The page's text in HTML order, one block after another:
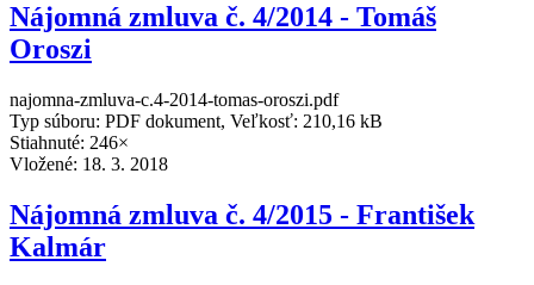
Nájomná zmluva č. 4/2014 - Tomáš
Oroszi
najomna-zmluva-c.4-2014-tomas-oroszi.pdf
Typ súboru: PDF dokument, Veľkosť: 210,16 kB
Stiahnuté: 246×
Vložené: 18. 3. 2018
Nájomná zmluva č. 4/2015 - František
Kalmár